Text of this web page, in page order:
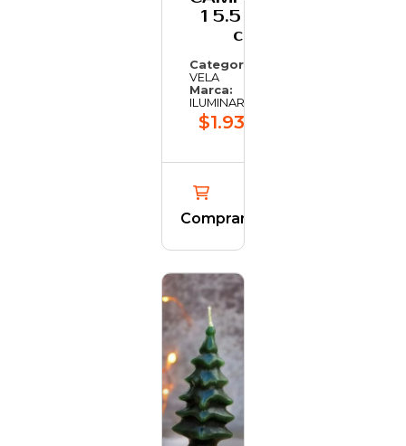
1 5.5 x 6.5
cm
Categoría:
VELA
Marca:
ILUMINARTE
$1.937,78
Comprar